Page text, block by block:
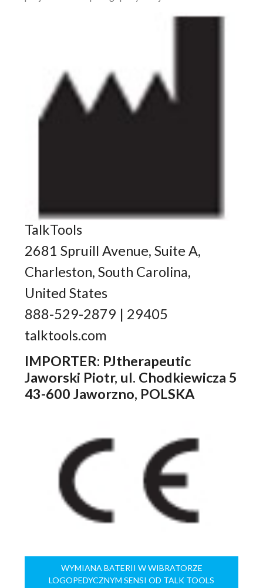
TalkTools
2681 Spruill Avenue, Suite A,
Charleston, South Carolina,
United States
888-529-2879 | 29405
talktools.com
IMPORTER: PJtherapeutic
Jaworski Piotr, ul. Chodkiewicza 5
43-600 Jaworzno, POLSKA
WYMIANA BATERII W WIBRATORZE
LOGOPEDYCZNYM SENSI OD TALK TOOLS